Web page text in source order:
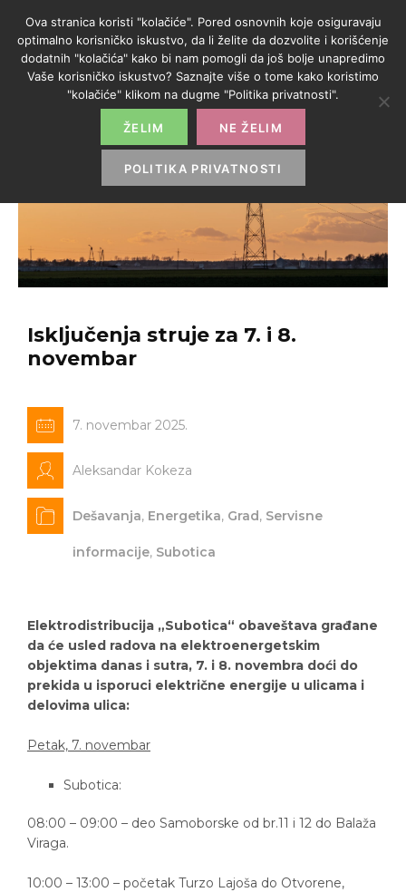
Isključenja struje za 7. i 8.
novembar
7. novembar 2025.
Aleksandar Kokeza
Dešavanja, Energetika, Grad, Servisne
informacije, Subotica
Elektrodistribucija „Subotica“ obaveštava građane
da će usled radova na elektroenergetskim
objektima danas i sutra, 7. i 8. novembra doći do
prekida u isporuci električne energije u ulicama i
delovima ulica:
Petak, 7. novembar
Subotica:
08:00 – 09:00 – deo Samoborske od br.11 i 12 do Balaža
Viraga.
10:00 – 13:00 – početak Turzo Lajoša do Otvorene,
Ova stranica koristi "kolačiće". Pored osnovnih koje osiguravaju
optimalno korisničko iskustvo, da li želite da dozvolite i korišćenje
dodatnih "kolačića" kako bi nam pomogli da još bolje unapredimo
Vaše korisničko iskustvo? Saznajte više o tome kako koristimo
"kolačiće" klikom na dugme "Politika privatnosti".
ŽELIM NE ŽELIM
POLITIKA PRIVATNOSTI